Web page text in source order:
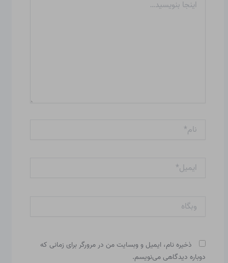
بنویسید…
ایمیل*
ذخیره نام، ایمیل و وبسایت من در مرورگر برای زمانی که
دوباره دیدگاهی می‌نویسم.